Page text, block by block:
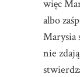
więc
albo
Marysia
nie